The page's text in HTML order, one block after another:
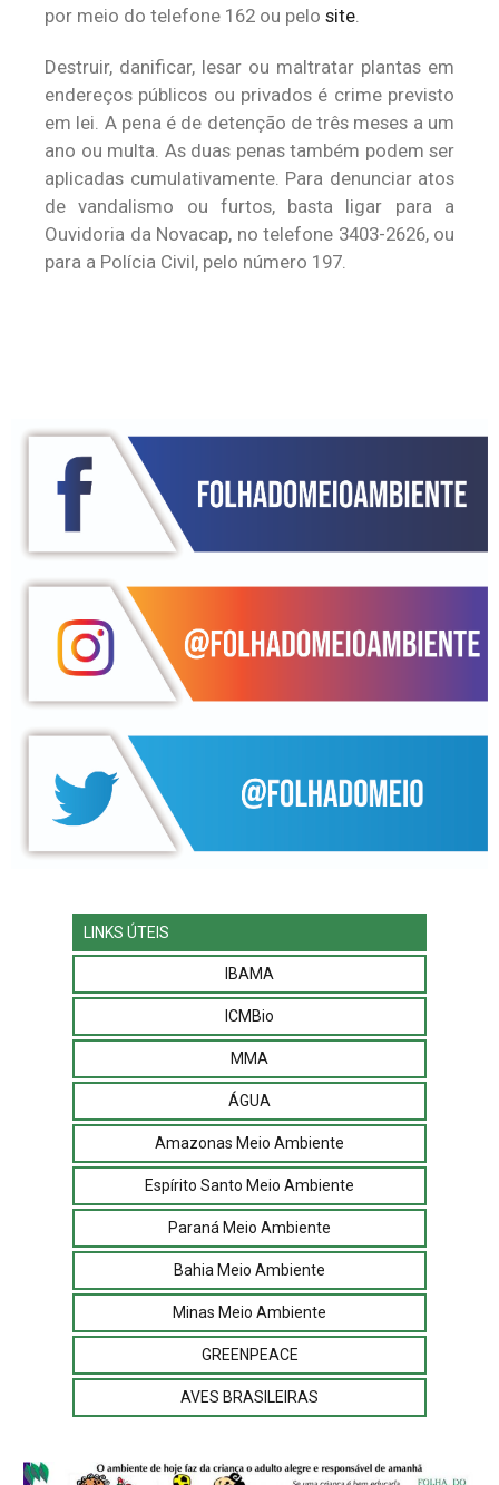
por meio do telefone 162 ou pelo site.
Destruir, danificar, lesar ou maltratar plantas em
endereços públicos ou privados é crime previsto
em lei. A pena é de detenção de três meses a um
ano ou multa. As duas penas também podem ser
aplicadas cumulativamente. Para denunciar atos
de vandalismo ou furtos, basta ligar para a
Ouvidoria da Novacap, no telefone 3403-2626, ou
para a Polícia Civil, pelo número 197.
LINKS ÚTEIS
IBAMA
ICMBio
MMA
ÁGUA
Amazonas Meio Ambiente
Espírito Santo Meio Ambiente
Paraná Meio Ambiente
Bahia Meio Ambiente
Minas Meio Ambiente
GREENPEACE
AVES BRASILEIRAS